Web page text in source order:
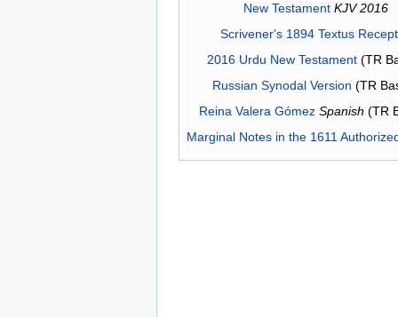
New Testament KJV 2016
Scrivener's 1894 Textus
2016 Urdu New Testament(TR
Russian Synodal Version (TR
Reina Valera Gómez Spanish (TR
Marginal Notes in the 1611